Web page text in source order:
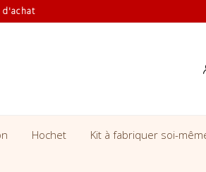
Hochet Kit à fabriquer soi-